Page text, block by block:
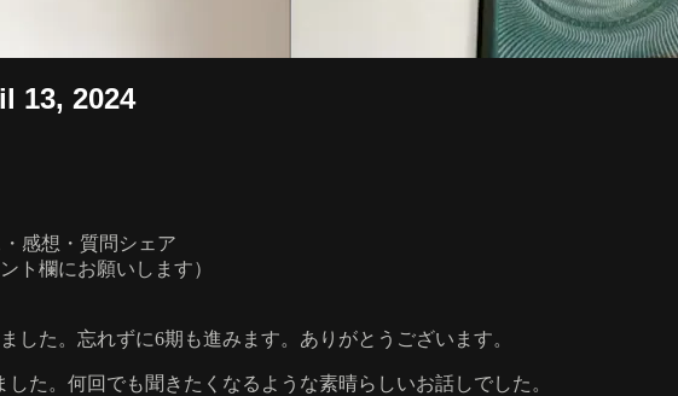
13, 2024
・感想・質問シェア
ト欄にお願いします）
た。忘れずに6期も進みます。ありがとうございます。
た。何回でも聞きたくなるような素晴らしいお話しでした。